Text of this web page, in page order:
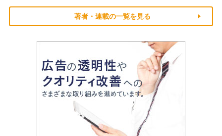
著者・連載の一覧を見る